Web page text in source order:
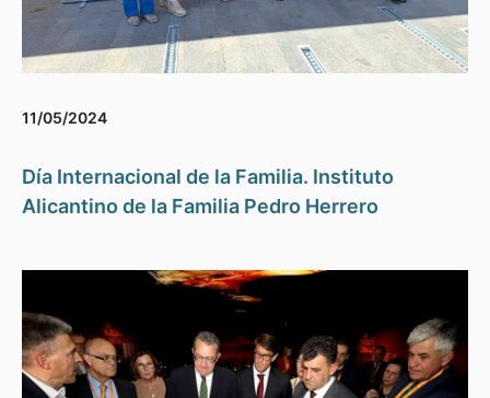
11/05/2024
Día Internacional de la Familia. Instituto
Alicantino de la Familia Pedro Herrero